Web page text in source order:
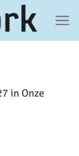
in Onze